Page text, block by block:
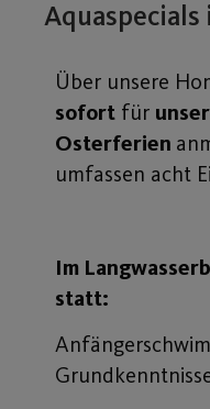
Über unsere
sofort für
Osterferien
umfassen acht
Im
statt: